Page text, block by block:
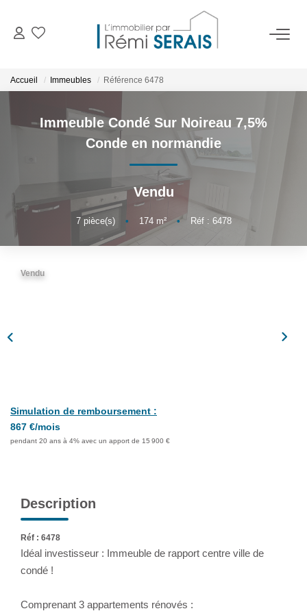
VENDRE
BIENS VENDUS
ADMINISTRATION DE BIENS
Accueil Immeubles Référence 6478
Immeuble Condé Sur Noireau 7,5%
Conde en normandie
Vendu
7pièce(s) • 174m² • Réf : 6478
Vendu
Simulation de remboursement :
867 €/mois
pendant 20 ans à 4% avec un apport de 15 900 €
Description
Réf : 6478
Idéal investisseur : Immeuble de rapport centre ville de
condé !
Comprenant 3 appartements rénovés :